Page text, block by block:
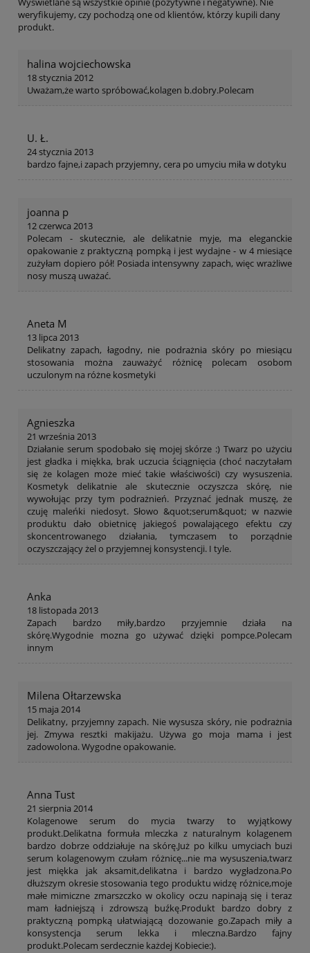
weryfikujemy, czy pochodzą one od klientów, którzy kupili dany
produkt.
halina wojciechowska
18 stycznia 2012
Uważam,że warto spróbować,kolagen b.dobry.Polecam
U. Ł.
24 stycznia 2013
bardzo fajne,i zapach przyjemny, cera po umyciu miła w dotyku
joanna p
12 czerwca 2013
Polecam - skutecznie, ale delikatnie myje, ma eleganckie
opakowanie z praktyczną pompką i jest wydajne - w 4 miesiące
zużyłam dopiero pół! Posiada intensywny zapach, więc wrażliwe
nosy muszą uważać.
Aneta M
13 lipca 2013
Delikatny zapach, łagodny, nie podrażnia skóry po miesiącu
stosowania można zauważyć różnicę polecam osobom
uczulonym na różne kosmetyki
Agnieszka
21 września 2013
Działanie serum spodobało się mojej skórze :) Twarz po użyciu
jest gładka i miękka, brak uczucia ściągnięcia (choć naczytałam
się że kolagen może mieć takie właściwości) czy wysuszenia.
Kosmetyk delikatnie ale skutecznie oczyszcza skórę, nie
wywołując przy tym podrażnień. Przyznać jednak muszę, że
czuję maleńki niedosyt. Słowo &quot;serum&quot; w nazwie
produktu dało obietnicę jakiegoś powalającego efektu czy
skoncentrowanego działania, tymczasem to porządnie
oczyszczający żel o przyjemnej konsystencji. I tyle.
Anka
18 listopada 2013
Zapach bardzo miły,bardzo przyjemnie działa na
skórę.Wygodnie mozna go używać dzięki pompce.Polecam
innym
Milena Ołtarzewska
15 maja 2014
Delikatny, przyjemny zapach. Nie wysusza skóry, nie podrażnia
jej. Zmywa resztki makijażu. Używa go moja mama i jest
zadowolona. Wygodne opakowanie.
Anna Tust
21 sierpnia 2014
Kolagenowe serum do mycia twarzy to wyjątkowy
produkt.Delikatna formuła mleczka z naturalnym kolagenem
bardzo dobrze oddziałuje na skórę.Już po kilku umyciach buzi
serum kolagenowym czułam różnicę...nie ma wysuszenia,twarz
jest miękka jak aksamit,delikatna i bardzo wygładzona.Po
dłuższym okresie stosowania tego produktu widzę różnice,moje
małe mimiczne zmarszczko w okolicy oczu napinają się i teraz
mam ładniejszą i zdrowszą buźkę.Produkt bardzo dobry z
praktyczną pompką ułatwiającą dozowanie go.Zapach miły a
konsystencja serum lekka i mleczna.Bardzo fajny
produkt.Polecam serdecznie każdej Kobiecie:).